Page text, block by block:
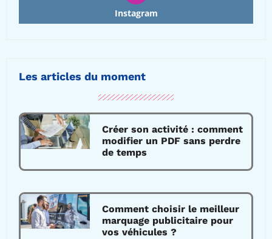
Instagram
Les articles du moment
Créer son activité : comment
modifier un PDF sans perdre
de temps
Comment choisir le meilleur
marquage publicitaire pour
vos véhicules ?